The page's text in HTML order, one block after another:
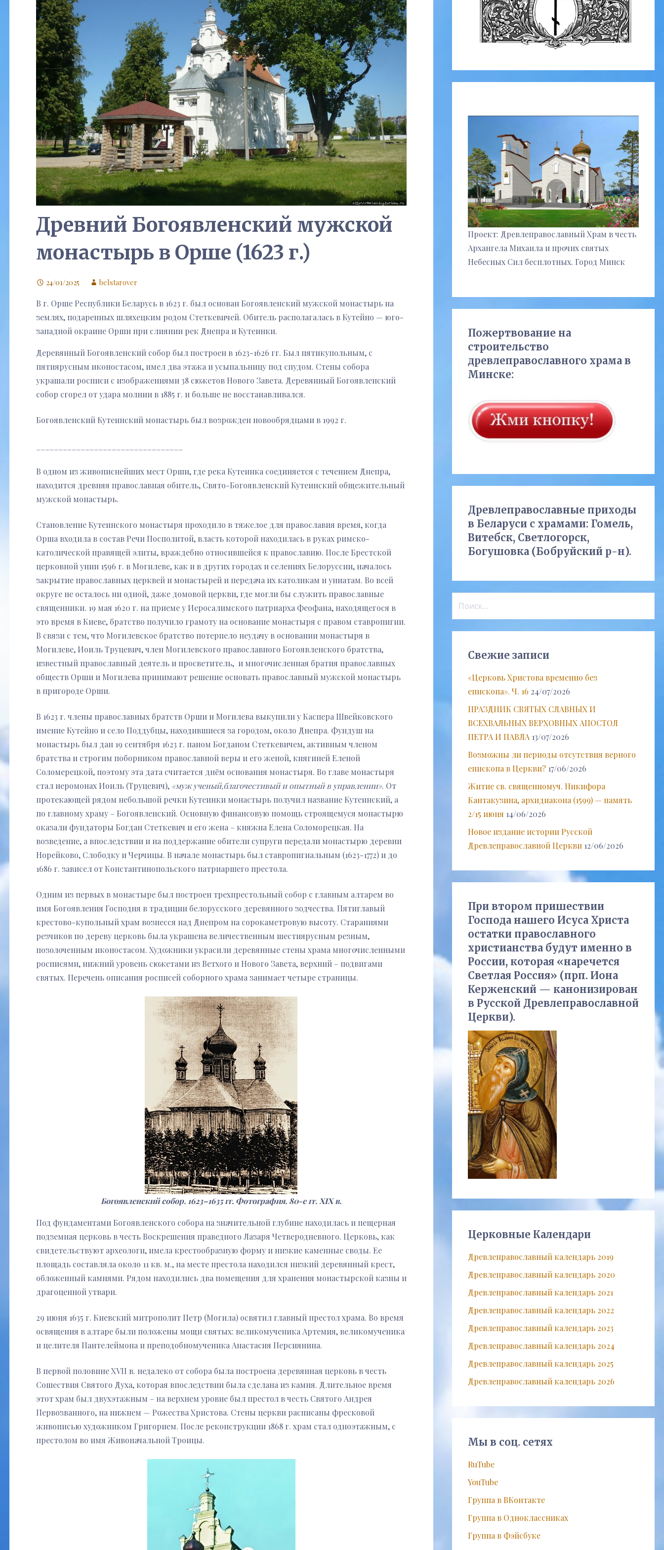
Древний Богоявленский мужской
монастырь в Орше (1623 г.)
24/01/2025 belstarover
В г. Орше Республики Беларусь в 1623 г. был основан Богоявленский мужской монастырь на
землях, подаренных шляхецким родом Стеткевичей. Обитель располагалась в Кутейно — юго-
западной окраине Орши при слиянии рек Днепра и Кутеинки.
Деревянный Богоявленский собор был построен в 1623-1626 гг. Был пятикупольным, с
пятиярусным иконостасом, имел два этажа и усыпальницу под спудом. Стены собора
украшали росписи с изображениями 38 сюжетов Нового Завета. Деревянный Богоявленский
собор сгорел от удара молнии в 1885 г. и больше не восстанавливался.
Богоявленский Кутеинский монастырь был возрожден новообрядцами в 1992 г.
В одном из живописнейших мест Орши, где река Кутеинка соединяется с течением Днепра,
находится древняя православная обитель, Свято-Богоявленский Кутеинский общежительный
мужской монастырь.
Становление Кутеинского монастыря проходило в тяжелое для православия время, когда
Орша входила в состав Речи Посполитой, власть которой находилась в руках римско-
католической правящей элиты, враждебно относившейся к православию. После Брестской
церковной унии 1596 г. в Могилеве, как и в других городах и селениях Белоруссии, началось
закрытие православных церквей и монастырей и передача их католикам и униатам. Во всей
округе не осталось ни одной, даже домовой церкви, где могли бы служить православные
священники. 19 мая 1620 г. на приеме у Иеросалимского патриарха Феофана, находящегося в
это время в Киеве, братство получило грамоту на основание монастыря с правом ставропигии.
В связи с тем, что Могилевское братство потерпело неудачу в основании монастыря в
Могилеве, Иоиль Труцевич, член Могилевского православного Богоявленского братства,
известный православный деятель и просветитель, и многочисленная братия православных
обществ Орши и Могилева принимают решение основать православный мужской монастырь
в пригороде Орши.
В 1623 г. члены православных братств Орши и Могилева выкупили у Каспера Швейковского
имение Кутейно и село Поддубцы, находившиеся за городом, около Днепра. Фундуш на
монастырь был дан 19 сентября 1623 г. паном Богданом Стеткевичем, активным членом
братства и строгим поборником православной веры и его женой, княгиней Еленой
Соломерецкой, поэтому эта дата считается днём основания монастыря. Во главе монастыря
стал иеромонах Иоиль (Труцевич), «муж ученый,благочестивый и опытный в управлении». От
протекающей рядом небольшой речки Кутеинки монастырь получил название Кутеинский, а
по главному храму – Богоявленский. Основную финансовую помощь строящемуся монастырю
оказали фундаторы Богдан Стеткевич и его жена – княжна Елена Соломорецкая. На
возведение, а впоследствии и на поддержание обители супруги передали монастырю деревни
Норейково, Слободку и Черчицы. В начале монастырь был ставропигиальным (1623-1772) и до
1686 г. зависел от Константинопольского патриаршего престола.
Одним из первых в монастыре был построен трехпрестольный собор с главным алтарем во
имя Богоявления Господня в традиции белорусского деревянного зодчества. Пятиглавый
крестово-купольный храм вознесся над Днепром на сорокаметровую высоту. Стараниями
резчиков по дереву церковь была украшена величественным шестиярусным резным,
позолоченным иконостасом. Художники украсили деревянные стены храма многочисленными
росписями, нижний уровень сюжетами из Ветхого и Нового Завета, верхний – подвигами
святых. Перечень описания росписей соборного храма занимает четыре страницы.
Богоявленский собор. 1623–1635 гг. Фотография. 80-е гг. XIX в.
Под фундаментами Богоявленского собора на значительной глубине находилась и пещерная
подземная церковь в честь Воскрешения праведного Лазаря Четверодневного. Церковь, как
свидетельствуют археологи, имела крестообразную форму и низкие каменные своды. Ее
площадь составляла около 11 кв. м., на месте престола находился низкий деревянный крест,
обложенный камнями. Рядом находились два помещения для хранения монастырской казны и
драгоценной утвари.
29 июня 1635 г. Киевский митрополит Петр (Могила) освятил главный престол храма. Во время
освящения в алтаре были положены мощи святых: великомученика Артемия, великомученика
и целителя Пантелеймона и преподобномученика Анастасия Персиянина.
В первой половине XVII в. недалеко от собора была построена деревянная церковь в честь
Сошествия Святого Духа, которая впоследствии была сделана из камня. Длительное время
этот храм был двухэтажным – на верхнем уровне был престол в честь Святого Андрея
Первозванного, на нижнем — Рожества Христова. Стены церкви расписаны фресковой
живописью художником Григорием. После реконструкции 1868 г. храм стал одноэтажным, с
престолом во имя Живоначальной Троицы.
Проект: Древлеправославный Храм в честь
Архангела Михаила и прочих святых
Небесных Сил бесплотных. Город Минск
Пожертвование на
строительство
древлеправославного храма в
Минске:
Древлеправославные приходы
в Беларуси с храмами: Гомель,
Витебск, Светлогорск,
Богушовка (Бобруйский р-н).
Свежие записи
«Церковь Христова временно без
епископа». Ч. 16 24/07/2026
ПРАЗДНИК СВЯТЫХ СЛАВНЫХ И
ВСЕХВАЛЬНЫХ ВЕРХОВНЫХ АПОСТОЛ
ПЕТРА И ПАВЛА 13/07/2026
Возможны ли периоды отсутствия верного
епископа в Церкви? 17/06/2026
Житие св. священномуч. Никифора
Кантакузина, архидиакона (1599) — память
2/15 июня 14/06/2026
Новое издание истории Русской
Древлеправославной Церкви 12/06/2026
При втором пришествии
Господа нашего Исуса Христа
остатки православного
христианства будут именно в
России, которая «наречется
Светлая Россия» (прп. Иона
Керженский — канонизирован
в Русской Древлеправославной
Церкви).
Церковные Календари
Древлеправославный календарь 2019
Древлеправославный календарь 2020
Древлеправославный календарь 2021
Древлеправославный календарь 2022
Древлеправославный календарь 2023
Древлеправославный календарь 2024
Древлеправославный календарь 2025
Древлеправославный календарь 2026
Мы в соц. сетях
RuTube
YouTube
Группа в ВКонтакте
Группа в Одноклассниках
Группа в Фэйсбуке